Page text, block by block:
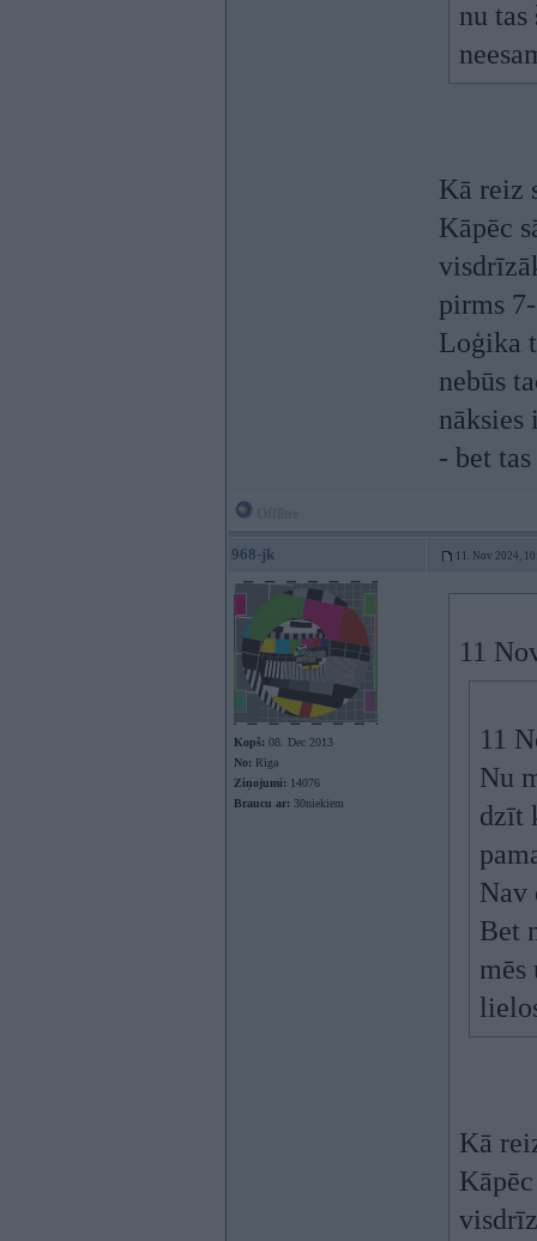
nu
Kā reiz
Kāpēc
pirms
Loģika
nebūs
nāksies
- bet
968-jk 11. Nov 2024,
Kopš: 08. Dec 2013
No: Rīga
Ziņojumi: 14076
Braucu ar: 30niekiem
11
11
Nu
dzīt
Nav
Bet
mēs
Kā